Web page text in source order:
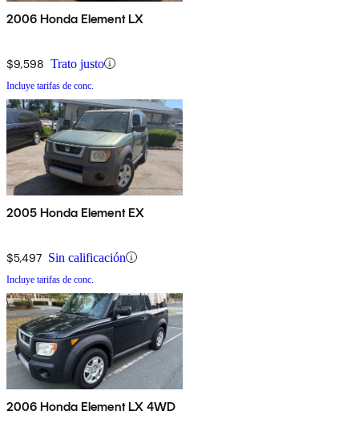
2006 Honda Element LX
$9,598 Trato justo
Incluye tarifas de conc.
2005 Honda Element EX
$5,497 Sin calificación
Incluye tarifas de conc.
2006 Honda Element LX 4WD